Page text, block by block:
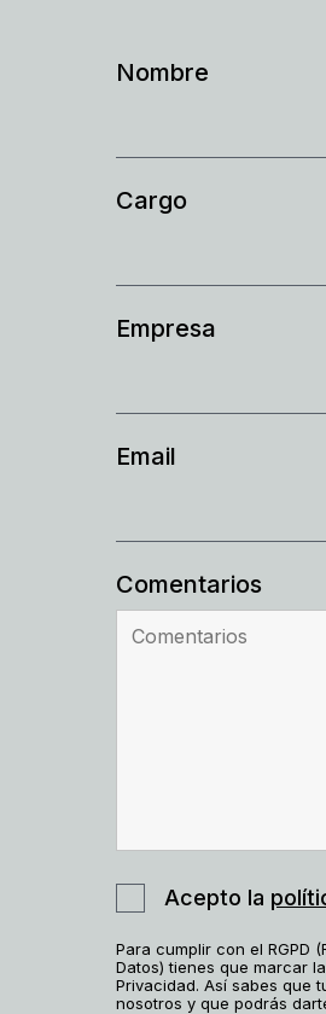
Nombre
Cargo
Empresa
Email
Comentarios
Acepto la
Para cumplir con el RGPD
Datos) tienes que marcar
Privacidad. Así sabes que
nosotros y que podrás